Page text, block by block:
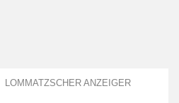
LOMMATZSCHER ANZEIGER